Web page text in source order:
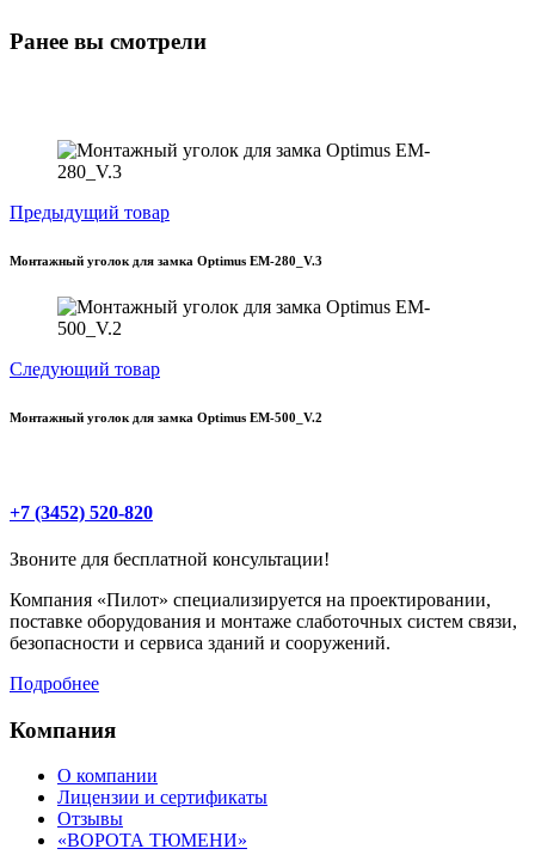
Ранее вы смотрели
Предыдущий товар
Монтажный уголок для замка Optimus EM-280_V.3
Следующий товар
Монтажный уголок для замка Optimus EM-500_V.2
+7 (3452) 520-820
Звоните для бесплатной консультации!
Компания «Пилот» специализируется на проектировании,
поставке оборудования и монтаже слаботочных систем связи,
безопасности и сервиса зданий и сооружений.
Подробнее
Компания
О компании
Лицензии и сертификаты
Отзывы
«ВОРОТА ТЮМЕНИ»